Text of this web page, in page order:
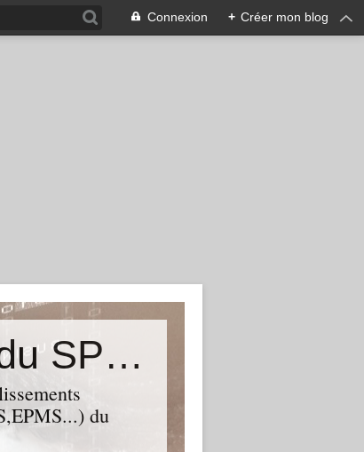
Connexion + Créer mon blog
&quot;Résistances&quot;-Le blog du SPHAB/CGT (56-Guémené-sur-Scorff) et des Syndicats CGT associés des petits établissements sanitaires, sociaux et médico-sociaux du Morbihan qui résistent à la casse
du